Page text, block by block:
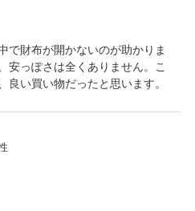
で財布が開かないのが助かりま
安っぽさは全くありません。こ
良い買い物だったと思います。